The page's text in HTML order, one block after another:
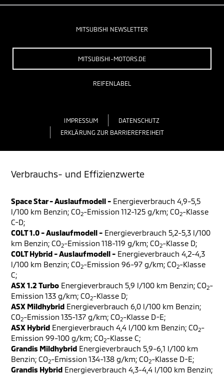
MITSUBISHI NEWSLETTER
MITSUBISHI-MOTORS.DE
REIFENLABEL
IMPRESSUM
DATENSCHUTZ
ERKLÄRUNG ZUR BARRIEREFREIHEIT
Verbrauchs- und Effizienzwerte
Space Star - Auslaufmodell - Energieverbrauch 4,9-5,5
l/100 km Benzin; CO2-Emission 112-125 g/km; CO2-Klasse
C-D;
COLT 1.0 - Auslaufmodell - Energieverbrauch 5,2-5,3 l/100
km Benzin; CO2-Emission 118-119 g/km; CO2-Klasse D;
COLT Hybrid - Auslaufmodell - Energieverbrauch 4,2-4,3
l/100 km Benzin; CO2-Emission 96-97 g/km; CO2-Klasse
C;
ASX 1.2 Turbo Energieverbrauch 5,9 l/100 km Benzin; CO2-
Emission 133 g/km; CO2-Klasse D;
ASX Mildhybrid Energieverbrauch 6,0 l/100 km Benzin;
CO2-Emission 135-137 g/km; CO2-Klasse D-E;
ASX Hybrid Energieverbrauch 4,4 l/100 km Benzin; CO2-
Emission 99-100 g/km; CO2-Klasse C;
Grandis Mildhybrid Energieverbrauch 5,9-6,1 l/100 km
Benzin; CO2-Emission 134-138 g/km; CO2-Klasse D-E;
Grandis Hybrid Energieverbrauch 4,3-4,4 l/100 km Benzin;